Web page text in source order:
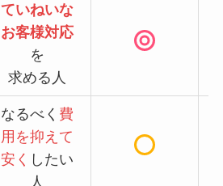
ていねいな
お客様対応
を
求める人
なるべく 費
用を抑えて
安く したい
人